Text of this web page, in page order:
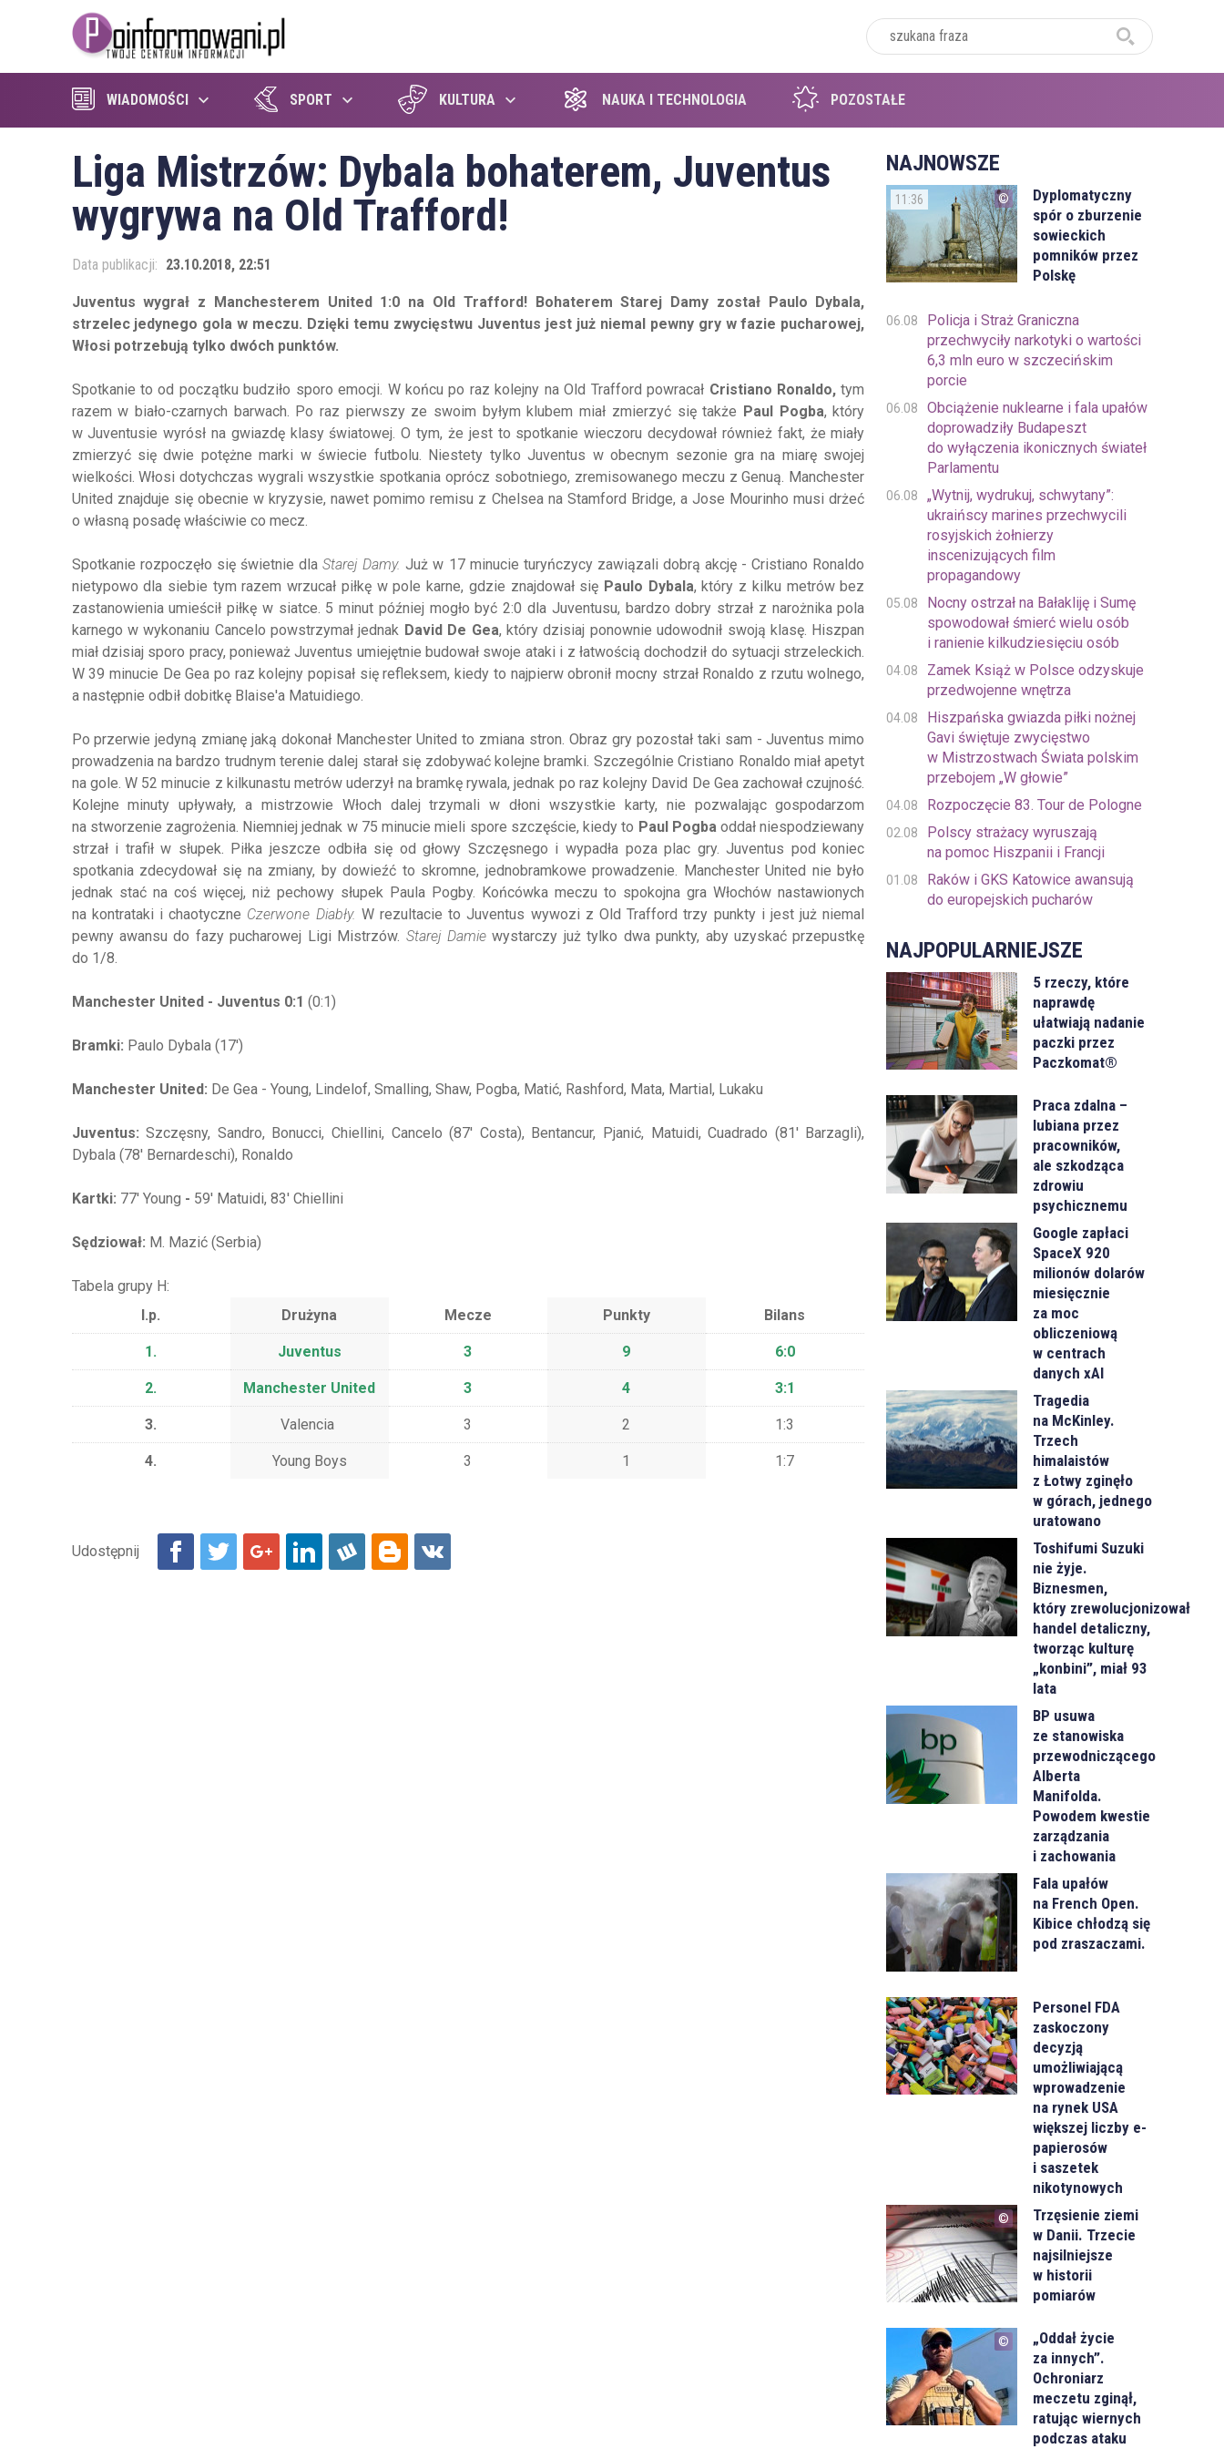
WIADOMOŚCI SPORT KULTURA NAUKA I TECHNOLOGIA POZOSTAŁE
Liga Mistrzów: Dybala bohaterem, Juventus
wygrywa na Old Trafford!
Data publikacji: 23.10.2018, 22:51
Juventus wygrał z Manchesterem United 1:0 na Old Trafford! Bohaterem Starej Damy został Paulo Dybala,
strzelec jedynego gola w meczu. Dzięki temu zwycięstwu Juventus jest już niemal pewny gry w fazie pucharowej,
Włosi potrzebują tylko dwóch punktów.
Spotkanie to od początku budziło sporo emocji. W końcu po raz kolejny na Old Trafford powracał Cristiano Ronaldo,tym
razem w biało-czarnych barwach. Po raz pierwszy ze swoim byłym klubem miał zmierzyć się także Paul Pogba, który
w Juventusie wyrósł na gwiazdę klasy światowej. O tym, że jest to spotkanie wieczoru decydował również fakt, że miały
zmierzyć się dwie potężne marki w świecie futbolu. Niestety tylko Juventus w obecnym sezonie gra na miarę swojej
wielkości. Włosi dotychczas wygrali wszystkie spotkania oprócz sobotniego, zremisowanego meczu z Genuą. Manchester
United znajduje się obecnie w kryzysie, nawet pomimo remisu z Chelsea na Stamford Bridge, a Jose Mourinho musi drżeć
o własną posadę właściwie co mecz.
Spotkanie rozpoczęło się świetnie dlaStarej Damy.Już w 17 minucie turyńczycy zawiązali dobrą akcję - Cristiano Ronaldo
nietypowo dla siebie tym razem wrzucał piłkę w pole karne, gdzie znajdował się Paulo Dybala, który z kilku metrów bez
zastanowienia umieścił piłkę w siatce. 5 minut później mogło być 2:0 dla Juventusu, bardzo dobry strzał z narożnika pola
karnego w wykonaniu Cancelo powstrzymał jednak David De Gea, który dzisiaj ponownie udowodnił swoją klasę. Hiszpan
miał dzisiaj sporo pracy, ponieważ Juventus umiejętnie budował swoje ataki i z łatwością dochodził do sytuacji strzeleckich.
W 39 minucie De Gea po raz kolejny popisał się refleksem, kiedy to najpierw obronił mocny strzał Ronaldo z rzutu wolnego,
a następnie odbił dobitkę Blaise'a Matuidiego.
Po przerwie jedyną zmianę jaką dokonał Manchester United to zmiana stron. Obraz gry pozostał taki sam - Juventus mimo
prowadzenia na bardzo trudnym terenie dalej starał się zdobywać kolejne bramki. Szczególnie Cristiano Ronaldo miał apetyt
na gole. W 52 minucie z kilkunastu metrów uderzył na bramkę rywala, jednak po raz kolejny David De Gea zachował czujność.
Kolejne minuty upływały, a mistrzowie Włoch dalej trzymali w dłoni wszystkie karty, nie pozwalając gospodarzom
na stworzenie zagrożenia. Niemniej jednak w 75 minucie mieli spore szczęście, kiedy to Paul Pogbaoddał niespodziewany
strzał i trafił w słupek. Piłka jeszcze odbiła się od głowy Szczęsnego i wypadła poza plac gry. Juventus pod koniec
spotkania zdecydował się na zmiany, by dowieźć to skromne, jednobramkowe prowadzenie. Manchester United nie było
jednak stać na coś więcej, niż pechowy słupek Paula Pogby. Końcówka meczu to spokojna gra Włochów nastawionych
na kontrataki i chaotyczne Czerwone Diabły. W rezultacie to Juventus wywozi z Old Trafford trzy punkty i jest już niemal
pewny awansu do fazy pucharowej Ligi Mistrzów. Starej Damiewystarczy już tylko dwa punkty, aby uzyskać przepustkę
do 1/8.
Manchester United - Juventus 0:1 (0:1)
Bramki: Paulo Dybala (17')
Manchester United: De Gea - Young, Lindelof, Smalling, Shaw, Pogba, Matić, Rashford, Mata, Martial, Lukaku
Juventus:Szczęsny, Sandro, Bonucci, Chiellini, Cancelo (87' Costa), Bentancur, Pjanić, Matuidi, Cuadrado (81' Barzagli),
Dybala (78' Bernardeschi), Ronaldo
Kartki: 77' Young - 59' Matuidi, 83' Chiellini
Sędziował: M. Mazić (Serbia)
Tabela grupy H:
l.p.
Drużyna Mecze Punkty Bilans
1. Juventus 3 9 6:0
2. Manchester United 3 4 3:1
3. Valencia 3 2 1:3
4. Young Boys 3 1 1:7
NAJNOWSZE
11:36
Dyplomatyczny
spór o zburzenie
sowieckich
pomników przez
Polskę
06.08
Policja i Straż Graniczna
przechwyciły narkotyki o wartości
6,3 mln euro w szczecińskim
porcie
06.08
Obciążenie nuklearne i fala upałów
doprowadziły Budapeszt
do wyłączenia ikonicznych świateł
Parlamentu
06.08
„Wytnij, wydrukuj, schwytany”:
ukraińscy marines przechwycili
rosyjskich żołnierzy
inscenizujących film
propagandowy
05.08
Nocny ostrzał na Bałakliję i Sumę
spowodował śmierć wielu osób
i ranienie kilkudziesięciu osób
04.08
Zamek Książ w Polsce odzyskuje
przedwojenne wnętrza
04.08
Hiszpańska gwiazda piłki nożnej
Gavi świętuje zwycięstwo
w Mistrzostwach Świata polskim
przebojem „W głowie”
04.08 Rozpoczęcie 83. Tour de Pologne
02.08
Polscy strażacy wyruszają
na pomoc Hiszpanii i Francji
01.08
Raków i GKS Katowice awansują
do europejskich pucharów
NAJPOPULARNIEJSZE
5 rzeczy, które
naprawdę
ułatwiają nadanie
paczki przez
Paczkomat®
Praca zdalna –
lubiana przez
pracowników,
ale szkodząca
zdrowiu
psychicznemu
Google zapłaci
SpaceX 920
milionów dolarów
miesięcznie
za moc
obliczeniową
w centrach
danych xAI
Tragedia
na McKinley.
Trzech
himalaistów
z Łotwy zginęło
w górach, jednego
uratowano
Toshifumi Suzuki
nie żyje.
Biznesmen,
który zrewolucjonizował
handel detaliczny,
tworząc kulturę
„konbini”, miał 93
lata
BP usuwa
ze stanowiska
przewodniczącego
Alberta
Manifolda.
Powodem kwestie
zarządzania
i zachowania
Fala upałów
na French Open.
Kibice chłodzą się
pod zraszaczami.
Personel FDA
zaskoczony
decyzją
umożliwiającą
wprowadzenie
na rynek USA
większej liczby e-
papierosów
i saszetek
nikotynowych
Trzęsienie ziemi
w Danii. Trzecie
najsilniejsze
w historii
pomiarów
„Oddał życie
za innych”.
Ochroniarz
meczetu zginął,
ratując wiernych
podczas ataku